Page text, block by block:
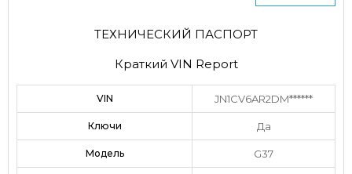
ТЕХНИЧЕСКИЙ ПАСПОРТ
Краткий VIN Report
VIN JN1CV6AR2DM******
Ключи Да
Модель G37